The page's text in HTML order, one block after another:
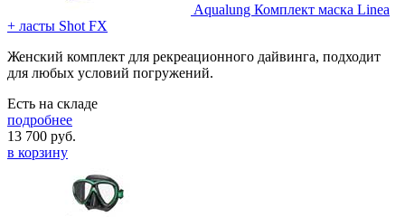
Aqualung Комплект маска Linea
+ ласты Shot FX
Женский комплект для рекреационного дайвинга, подходит
для любых условий погружений.
Есть на складе
подробнее
13 700 руб.
в корзину